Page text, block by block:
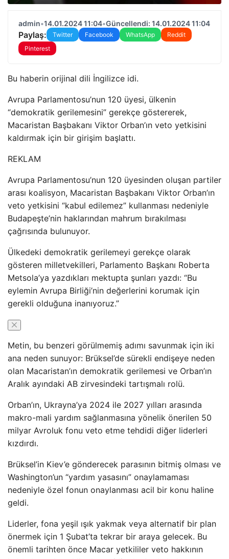
admin•14.01.2024 11:04•Güncellendi: 14.01.2024 11:04
Paylaş: Twitter Facebook WhatsApp
Reddit
Pinterest
Bu haberin orijinal dili İngilizce idi.
Avrupa Parlamentosu’nun 120 üyesi, ülkenin
“demokratik gerilemesini” gerekçe göstererek,
Macaristan Başbakanı Viktor Orban’ın veto yetkisini
kaldırmak için bir girişim başlattı.
REKLAM
Avrupa Parlamentosu’nun 120 üyesinden oluşan partiler
arası koalisyon, Macaristan Başbakanı Viktor Orban’ın
veto yetkisini “kabul edilemez” kullanması nedeniyle
Budapeşte’nin haklarından mahrum bırakılması
çağrısında bulunuyor.
Ülkedeki demokratik gerilemeyi gerekçe olarak
gösteren milletvekilleri, Parlamento Başkanı Roberta
Metsola’ya yazdıkları mektupta şunları yazdı: “Bu
eylemin Avrupa Birliği’nin değerlerini korumak için
gerekli olduğuna inanıyoruz.”
Metin, bu benzeri görülmemiş adımı savunmak için iki
ana neden sunuyor: Brüksel’de sürekli endişeye neden
olan Macaristan’ın demokratik gerilemesi ve Orban’ın
Aralık ayındaki AB zirvesindeki tartışmalı rolü.
Orban’ın, Ukrayna’ya 2024 ile 2027 yılları arasında
makro-mali yardım sağlanmasına yönelik önerilen 50
milyar Avroluk fonu veto etme tehdidi diğer liderleri
kızdırdı.
Brüksel’in Kiev’e gönderecek parasının bitmiş olması ve
Washington’un “yardım yasasını” onaylamaması
nedeniyle özel fonun onaylanması acil bir konu haline
geldi.
Liderler, fona yeşil ışık yakmak veya alternatif bir plan
önermek için 1 Şubat’ta tekrar bir araya gelecek. Bu
önemli tarihten önce Macar yetkililer veto hakkının